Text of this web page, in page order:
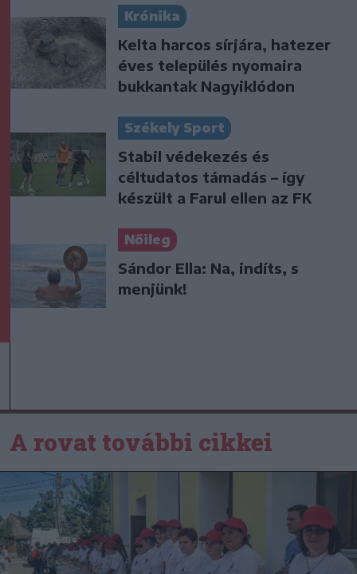
Krónika
Kelta harcos sírjára, hatezer
éves település nyomaira
bukkantak Nagyiklódon
Székely Sport
Stabil védekezés és
céltudatos támadás – így
készült a Farul ellen az FK
Nőileg
Sándor Ella: Na, indíts, s
menjünk!
A rovat további cikkei